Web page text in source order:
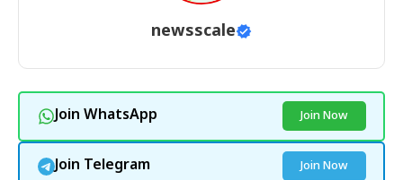
newsscale
Join WhatsApp Join Now
Join Telegram Join Now